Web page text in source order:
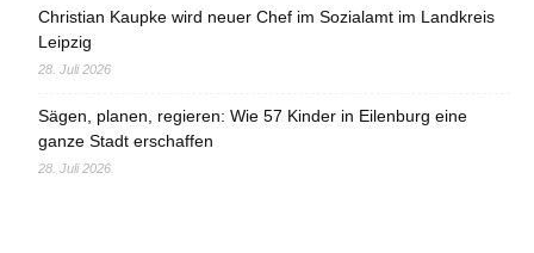
Christian Kaupke wird neuer Chef im Sozialamt im Landkreis
Leipzig
28. Juli 2026
Sägen, planen, regieren: Wie 57 Kinder in Eilenburg eine
ganze Stadt erschaffen
28. Juli 2026